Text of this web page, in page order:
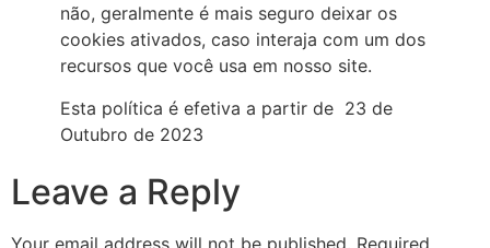
não, geralmente é mais seguro deixar os
cookies ativados, caso interaja com um dos
recursos que você usa em nosso site.
Esta política é efetiva a partir de 23 de
Outubro de 2023
Leave a Reply